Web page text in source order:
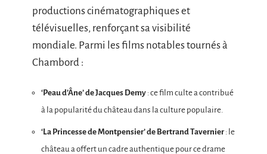
productions cinématographiques et
télévisuelles, renforçant sa visibilité
mondiale. Parmi les films notables tournés à
Chambord :
‘Peau d’Âne’ de Jacques Demy : ce film culte a contribué
à la popularité du château dans la culture populaire.
‘La Princesse de Montpensier’ de Bertrand Tavernier: le
château a offert un cadre authentique pour ce drame